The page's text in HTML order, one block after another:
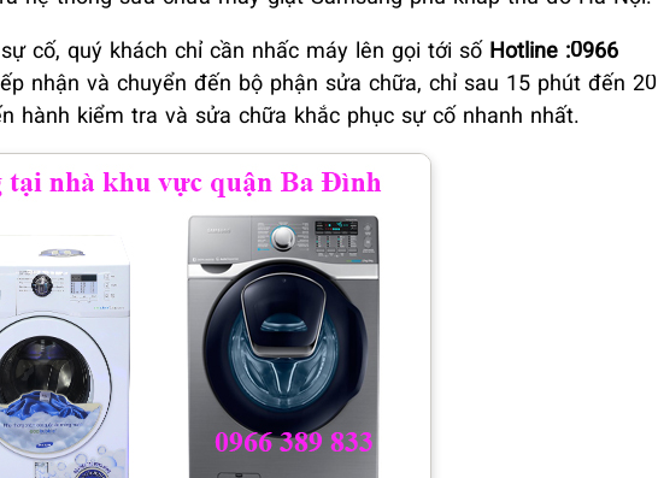
cố, quý khách chỉ cần nhấc máy lên gọi tới số Hotline :0966
nhận và chuyển đến bộ phận sửa chữa, chỉ sau 15 phút đến 20
hành kiểm tra và sửa chữa khắc phục sự cố nhanh nhất.